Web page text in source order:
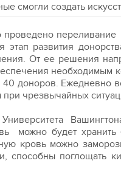
переливание
этап развития
От ее решения
необходимым
40 доноров. Ежедневно
чрезвычайных
можно будет
кровь можно
способны поглощать